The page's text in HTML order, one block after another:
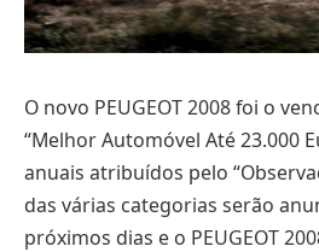
O novo PEUGEOT 2008 foi o
“Melhor Automóvel Até 23.000
anuais atribuídos pelo
das várias categorias serão
próximos dias e o PEUGEOT